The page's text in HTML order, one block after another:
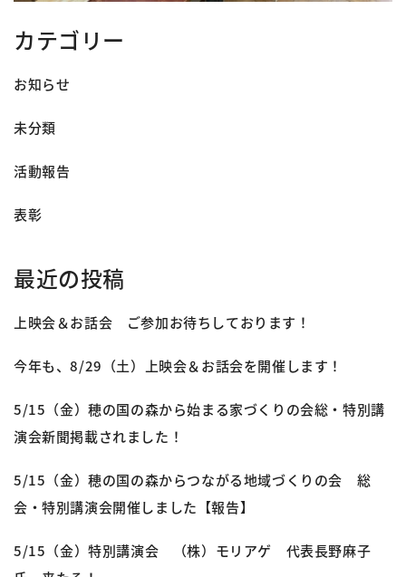
カテゴリー
お知らせ
未分類
活動報告
表彰
最近の投稿
上映会＆お話会 ご参加お待ちしております！
今年も、8/29（土）上映会＆お話会を開催します！
5/15（金）穂の国の森から始まる家づくりの会総・特別講
演会新聞掲載されました！
5/15（金）穂の国の森からつながる地域づくりの会 総
会・特別講演会開催しました【報告】
5/15（金）特別講演会 （株）モリアゲ 代表長野麻子